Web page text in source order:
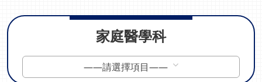
家庭醫學科
——請選擇項目——